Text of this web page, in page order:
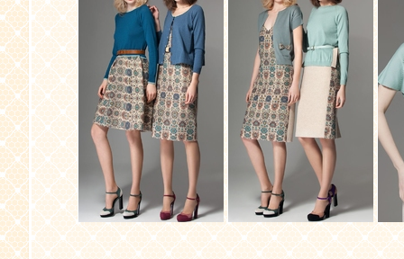
W1600
Платье
W1615
Жакет